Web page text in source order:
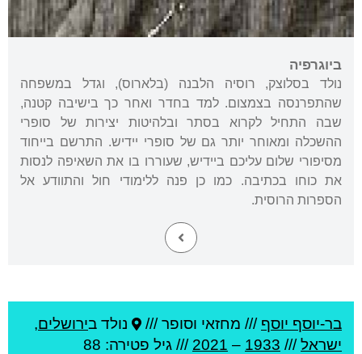
ביוגרפיה
נולד בסלוצק, רוסיה הלבנה (בלארוס), וגדל במשפחה
שהתפרנסה בצמצום. למד בחדר ואחר כך בישיבה קטנה,
שבה התחיל לקרוא בסתר ובלהיטות יצירות של סופרי
ההשכלה ומאוחר יותר גם של סופרי יידיש. התרשם בייחוד
מסיפורי שלום עליכם ביידיש, שעוררו בו את השאיפה לנסות
את כוחו בכתיבה. כמו כן פנה ללימודי חול והתוודע אל
הספרות הרוסית.
בר-יוסף יוסף /// מחזאי וסופר /// נולד בירושלים,
ישראל///
1933
–
2021 /// גיל פטירה: 88